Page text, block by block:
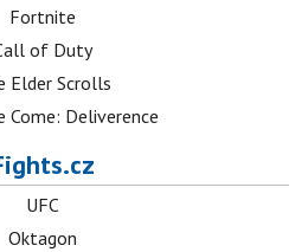
Fortnite
of Duty
Elder Scrolls
Come: Deliverence
UFC
Oktagon